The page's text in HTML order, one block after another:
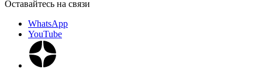
Оставайтесь на связи
WhatsApp
YouTube